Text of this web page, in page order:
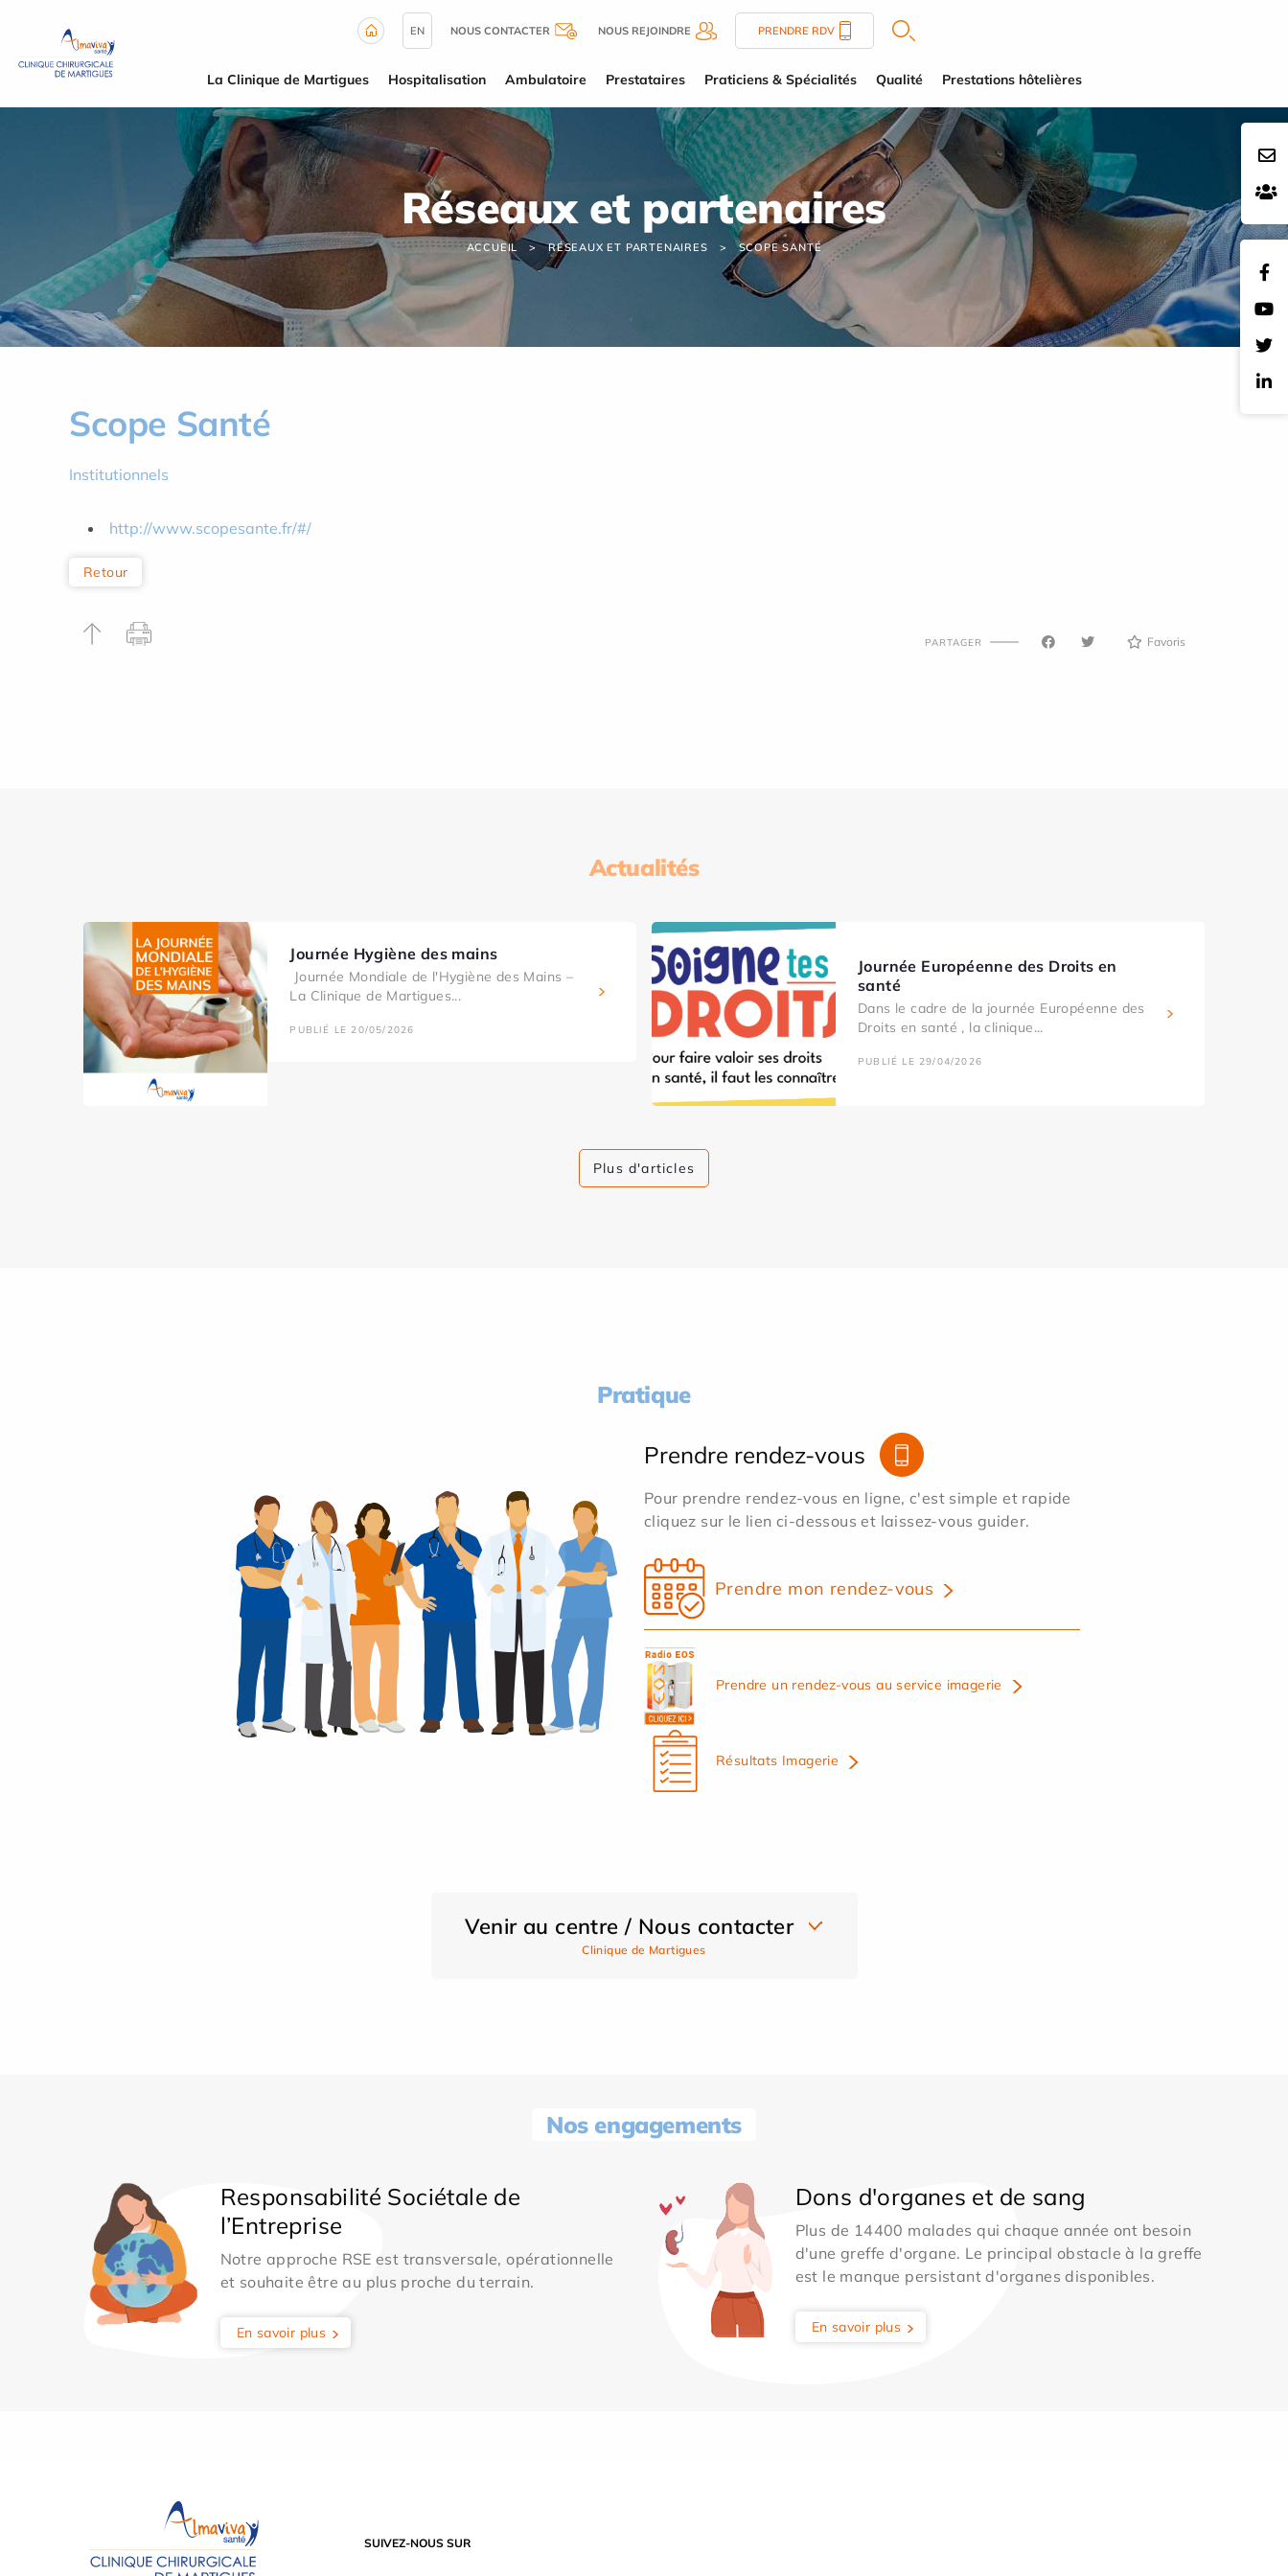
EN NOUS CONTACTER NOUS REJOINDRE PRENDRE RDV
La Clinique de Martigues Hospitalisation Ambulatoire Prestataires Praticiens & Spécialités Qualité Prestations hôtelières
Réseaux et partenaires
ACCUEIL RÉSEAUX ET PARTENAIRES SCOPE SANTÉ
Scope Santé
Institutionnels
http://www.scopesante.fr/#/
Retour
PARTAGER Favoris
Actualités
Journée Hygiène des mains
Journée Mondiale de l'Hygiène des Mains –
La Clinique de Martigues...
PUBLIÉ LE 20/05/2026
Journée Européenne des Droits en
santé
Dans le cadre de la journée Européenne des
Droits en santé , la clinique...
PUBLIÉ LE 29/04/2026
Plus d'articles
Pratique
Prendre rendez-vous
Pour prendre rendez-vous en ligne, c'est simple et rapide
cliquez sur le lien ci-dessous et laissez-vous guider.
Prendre mon rendez-vous
Prendre un rendez-vous au service imagerie
Résultats Imagerie
Venir au centre / Nous contacter
Clinique de Martigues
Nos engagements
Responsabilité Sociétale de
l’Entreprise
Notre approche RSE est transversale, opérationnelle
et souhaite être au plus proche du terrain.
En savoir plus
Dons d'organes et de sang
Plus de 14400 malades qui chaque année ont besoin
d'une greffe d'organe. Le principal obstacle à la greffe
est le manque persistant d'organes disponibles.
En savoir plus
SUIVEZ-NOUS SUR